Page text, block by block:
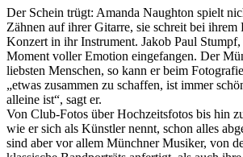
Der Schein trügt: Amanda Naughton spielt
Zähnen auf ihrer Gitarre, sie schreit bei ihrem
Konzert in ihr Instrument. Jakob Paul Stumpf,
Moment voller Emotion eingefangen. Der
liebsten Menschen, so kann er beim
„etwas zusammen zu schaffen, ist immer
alleine ist“, sagt er.
Von Club-Fotos über Hochzeitsfotos bis hin
wie er sich als Künstler nennt, schon alles
sind aber vor allem Münchner Musiker, von